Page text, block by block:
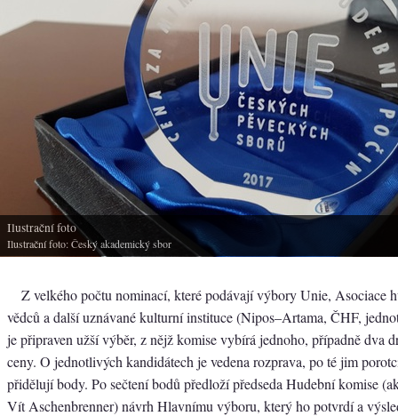
Ilustrační foto
Ilustrační foto: Český akademický sbor
Z velkého počtu nominací, které podávají výbory Unie, Asociace
vědců a další uznávané kulturní instituce (Nipos–Artama, ČHF,
je připraven užší výběr, z nějž komise vybírá jednoho, případně dva
ceny. O jednotlivých kandidátech je vedena rozprava, po té jim
přidělují body. Po sečtení bodů předloží předseda Hudební komise
Vít Aschenbrenner) návrh Hlavnímu výboru, který ho potvrdí a